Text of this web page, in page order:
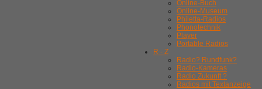
Online-Buch
Online-Museum
Philetta-Radios
Phonotechnik
Player
Portable Radios
R - Z
Radio? Rundfunk?
Radio-Kameras
Radio Zukunft ?
Radios mit Textanzeige